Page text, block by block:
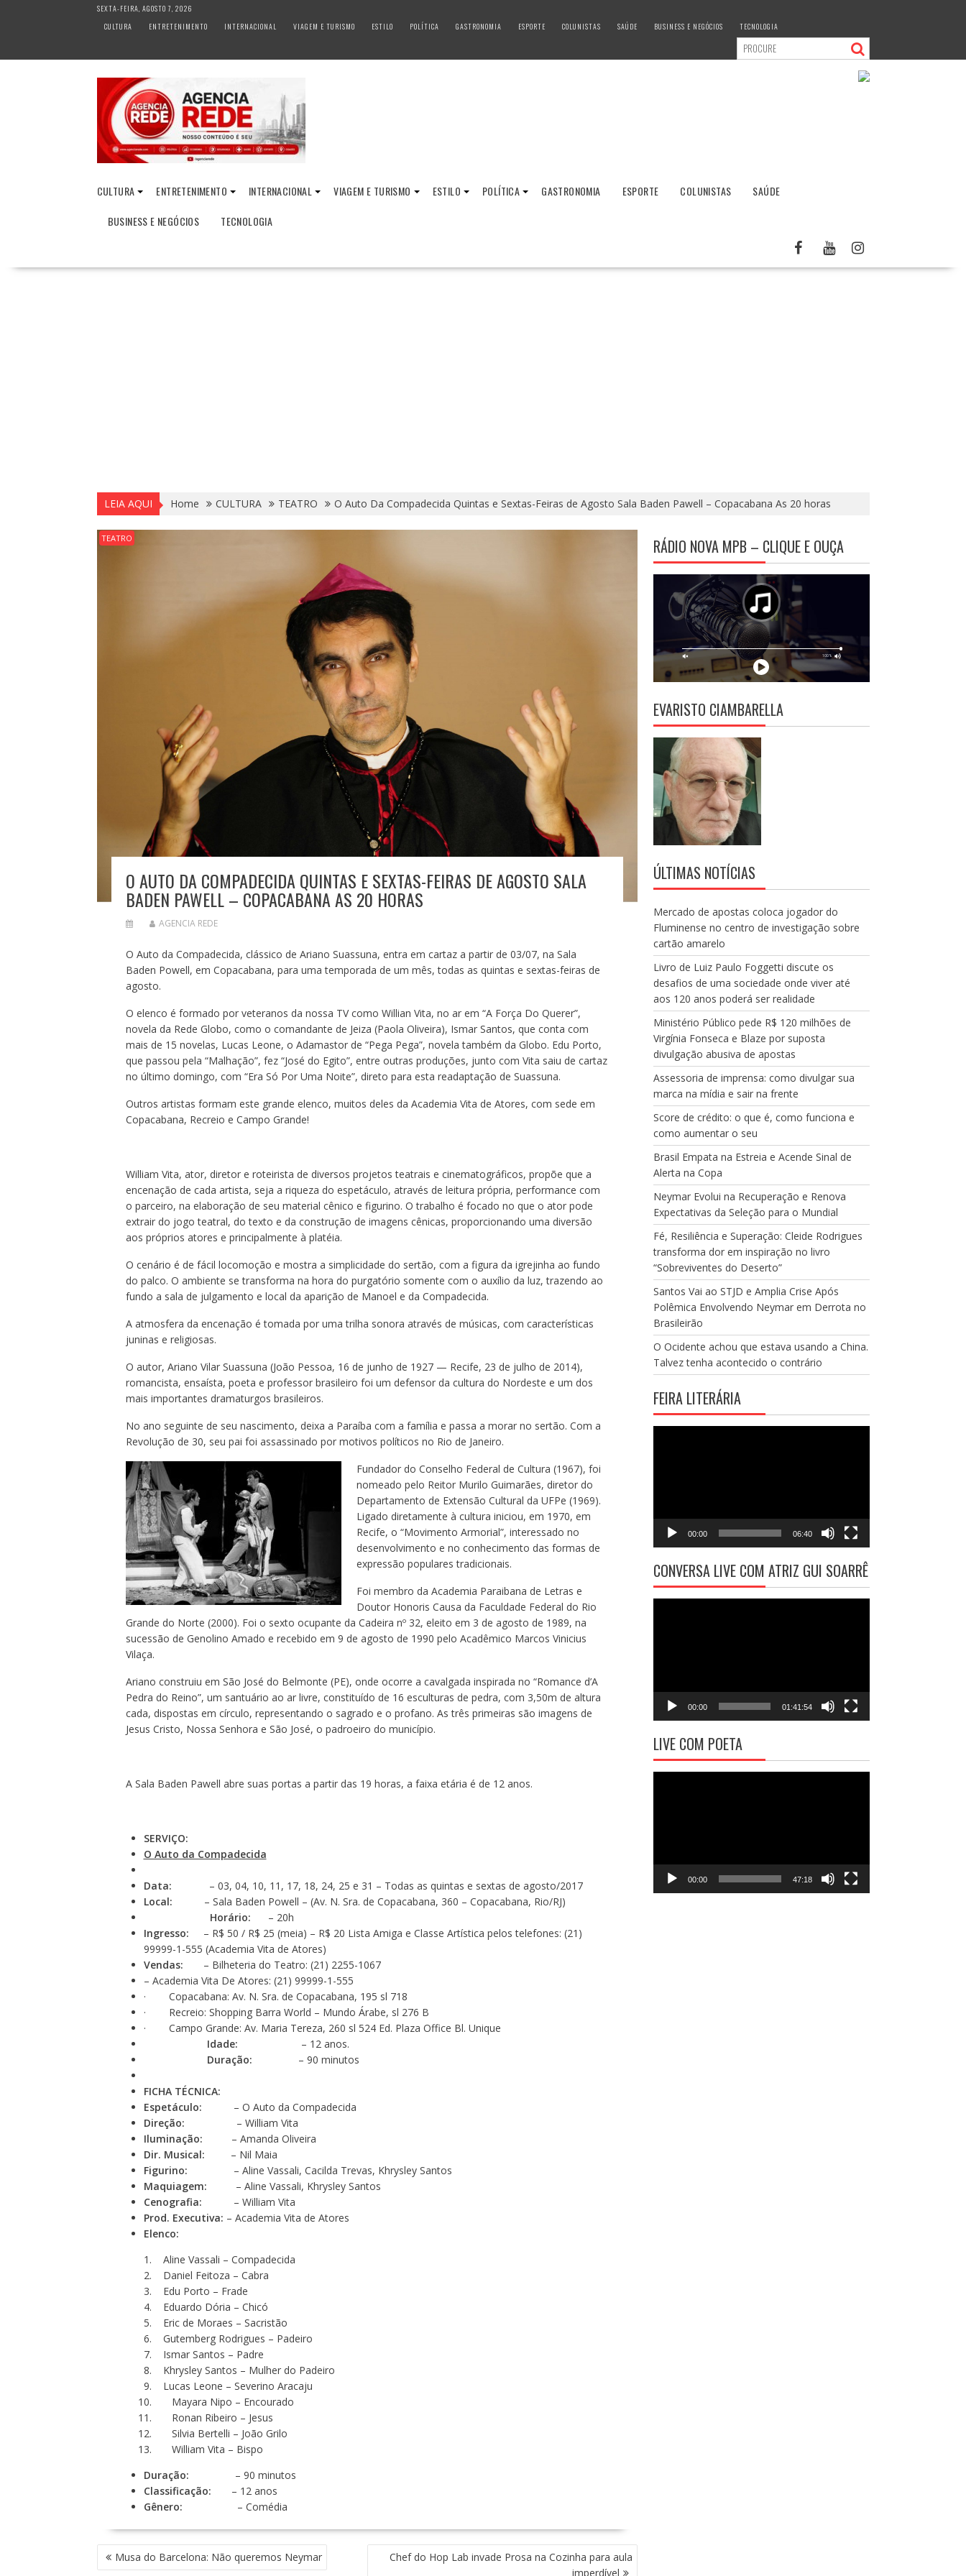
SEXTA-FEIRA, AGOSTO 7, 2026
CULTURA
ENTRETENIMENTO INTERNACIONAL VIAGEM E TURISMO ESTILO POLÍTICA GASTRONOMIA ESPORTE COLUNISTAS SAÚDE BUSINESS E NEGÓCIOS TECNOLOGIA
CULTURA ENTRETENIMENTO INTERNACIONAL VIAGEM E TURISMO ESTILO POLÍTICA GASTRONOMIA ESPORTE COLUNISTAS
SAÚDE
BUSINESS E NEGÓCIOS
TECNOLOGIA
LEIA AQUI Home CULTURA TEATRO O Auto Da Compadecida Quintas e Sextas-Feiras de Agosto Sala Baden Pawell – Copacabana As 20 horas
TEATRO
O AUTO DA COMPADECIDA QUINTAS E SEXTAS-FEIRAS DE AGOSTO SALA
BADEN PAWELL – COPACABANA AS 20 HORAS
AGENCIA REDE
O Auto da Compadecida, clássico de Ariano Suassuna, entra em cartaz a partir de 03/07, na Sala
Baden Powell, em Copacabana, para uma temporada de um mês, todas as quintas e sextas-feiras de
agosto.
O elenco é formado por veteranos da nossa TV como Willian Vita, no ar em “A Força Do Querer”,
novela da Rede Globo, como o comandante de Jeiza (Paola Oliveira), Ismar Santos, que conta com
mais de 15 novelas, Lucas Leone, o Adamastor de “Pega Pega”, novela também da Globo. Edu Porto,
que passou pela “Malhação”, fez “José do Egito”, entre outras produções, junto com Vita saiu de cartaz
no último domingo, com “Era Só Por Uma Noite”, direto para esta readaptação de Suassuna.
Outros artistas formam este grande elenco, muitos deles da Academia Vita de Atores, com sede em
Copacabana, Recreio e Campo Grande!
William Vita, ator, diretor e roteirista de diversos projetos teatrais e cinematográficos, propõe que a
encenação de cada artista, seja a riqueza do espetáculo, através de leitura própria, performance com
o parceiro, na elaboração de seu material cênico e figurino. O trabalho é focado no que o ator pode
extrair do jogo teatral, do texto e da construção de imagens cênicas, proporcionando uma diversão
aos próprios atores e principalmente à platéia.
O cenário é de fácil locomoção e mostra a simplicidade do sertão, com a figura da igrejinha ao fundo
do palco. O ambiente se transforma na hora do purgatório somente com o auxílio da luz, trazendo ao
fundo a sala de julgamento e local da aparição de Manoel e da Compadecida.
A atmosfera da encenação é tomada por uma trilha sonora através de músicas, com características
juninas e religiosas.
O autor, Ariano Vilar Suassuna (João Pessoa, 16 de junho de 1927 — Recife, 23 de julho de 2014),
romancista, ensaísta, poeta e professor brasileiro foi um defensor da cultura do Nordeste e um dos
mais importantes dramaturgos brasileiros.
No ano seguinte de seu nascimento, deixa a Paraíba com a família e passa a morar no sertão. Com a
Revolução de 30, seu pai foi assassinado por motivos políticos no Rio de Janeiro.
Fundador do Conselho Federal de Cultura (1967), foi
nomeado pelo Reitor Murilo Guimarães, diretor do
Departamento de Extensão Cultural da UFPe (1969).
Ligado diretamente à cultura iniciou, em 1970, em
Recife, o “Movimento Armorial”, interessado no
desenvolvimento e no conhecimento das formas de
expressão populares tradicionais.
Foi membro da Academia Paraibana de Letras e
Doutor Honoris Causa da Faculdade Federal do Rio
Grande do Norte (2000). Foi o sexto ocupante da Cadeira nº 32, eleito em 3 de agosto de 1989, na
sucessão de Genolino Amado e recebido em 9 de agosto de 1990 pelo Acadêmico Marcos Vinicius
Vilaça.
Ariano construiu em São José do Belmonte (PE), onde ocorre a cavalgada inspirada no “Romance d’A
Pedra do Reino”, um santuário ao ar livre, constituído de 16 esculturas de pedra, com 3,50m de altura
cada, dispostas em círculo, representando o sagrado e o profano. As três primeiras são imagens de
Jesus Cristo, Nossa Senhora e São José, o padroeiro do município.
A Sala Baden Pawell abre suas portas a partir das 19 horas, a faixa etária é de 12 anos.
SERVIÇO:
O Auto da Compadecida
Data: – 03, 04, 10, 11, 17, 18, 24, 25 e 31 – Todas as quintas e sextas de agosto/2017
Local: – Sala Baden Powell – (Av. N. Sra. de Copacabana, 360 – Copacabana, Rio/RJ)
Horário: – 20h
Ingresso: – R$ 50 / R$ 25 (meia) – R$ 20 Lista Amiga e Classe Artística pelos telefones: (21)
99999-1-555 (Academia Vita de Atores)
Vendas: – Bilheteria do Teatro: (21) 2255-1067
– Academia Vita De Atores: (21) 99999-1-555
· Copacabana: Av. N. Sra. de Copacabana, 195 sl 718
· Recreio: Shopping Barra World – Mundo Árabe, sl 276 B
· Campo Grande: Av. Maria Tereza, 260 sl 524 Ed. Plaza Office Bl. Unique
Idade: – 12 anos.
Duração: – 90 minutos
FICHA TÉCNICA:
Espetáculo: – O Auto da Compadecida
Direção: – William Vita
Iluminação: – Amanda Oliveira
Dir. Musical: – Nil Maia
Figurino: – Aline Vassali, Cacilda Trevas, Khrysley Santos
Maquiagem: – Aline Vassali, Khrysley Santos
Cenografia: – William Vita
Prod. Executiva: – Academia Vita de Atores
Elenco:
Aline Vassali – Compadecida
Daniel Feitoza – Cabra
Edu Porto – Frade
Eduardo Dória – Chicó
Eric de Moraes – Sacristão
Gutemberg Rodrigues – Padeiro
Ismar Santos – Padre
Khrysley Santos – Mulher do Padeiro
Lucas Leone – Severino Aracaju
Mayara Nipo – Encourado
Ronan Ribeiro – Jesus
Silvia Bertelli – João Grilo
William Vita – Bispo
Duração: – 90 minutos
Classificação: – 12 anos
Gênero: – Comédia
N
A
Musa do Barcelona: Não queremos Neymar
Chef do Hop Lab invade Prosa na Cozinha para aula
imperdível
RÁDIO NOVA MPB – CLIQUE E OUÇA
EVARISTO CIAMBARELLA
ÚLTIMAS NOTÍCIAS
Mercado de apostas coloca jogador do
Fluminense no centro de investigação sobre
cartão amarelo
Livro de Luiz Paulo Foggetti discute os
desafios de uma sociedade onde viver até
aos 120 anos poderá ser realidade
Ministério Público pede R$ 120 milhões de
Virgínia Fonseca e Blaze por suposta
divulgação abusiva de apostas
Assessoria de imprensa: como divulgar sua
marca na mídia e sair na frente
Score de crédito: o que é, como funciona e
como aumentar o seu
Brasil Empata na Estreia e Acende Sinal de
Alerta na Copa
Neymar Evolui na Recuperação e Renova
Expectativas da Seleção para o Mundial
Fé, Resiliência e Superação: Cleide Rodrigues
transforma dor em inspiração no livro
“Sobreviventes do Deserto”
Santos Vai ao STJD e Amplia Crise Após
Polêmica Envolvendo Neymar em Derrota no
Brasileirão
O Ocidente achou que estava usando a China.
Talvez tenha acontecido o contrário
FEIRA LITERÁRIA
00:00 06:40
CONVERSA LIVE COM ATRIZ GUI SOARRÊ
00:00 01:41:54
LIVE COM POETA
00:00 47:18